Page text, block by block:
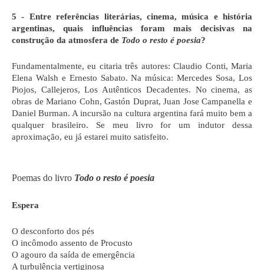
5 - Entre referências literárias, cinema, música e história
argentinas, quais influências foram mais decisivas na
construção da atmosfera de Todo o resto é poesia?
Fundamentalmente, eu citaria três autores: Claudio Conti, Maria
Elena Walsh e Ernesto Sabato. Na música: Mercedes Sosa, Los
Piojos, Callejeros, Los Autênticos Decadentes. No cinema, as
obras de Mariano Cohn, Gastón Duprat, Juan Jose Campanella e
Daniel Burman. A incursão na cultura argentina fará muito bem a
qualquer brasileiro. Se meu livro for um indutor dessa
aproximação, eu já estarei muito satisfeito.
Poemas do livro Todo o resto é poesia
Espera
O desconforto dos pés
O incômodo assento de Procusto
O agouro da saída de emergência
A turbulência vertiginosa